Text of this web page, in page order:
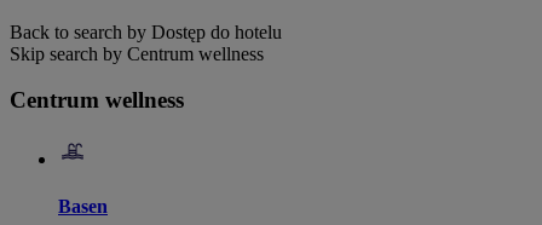
Back to search by Dostęp do hotelu
Skip search by Centrum wellness
Centrum wellness
Basen